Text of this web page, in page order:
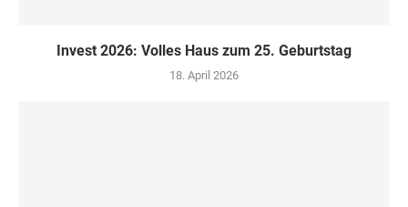
Invest 2026: Volles Haus zum 25. Geburtstag
18. April 2026